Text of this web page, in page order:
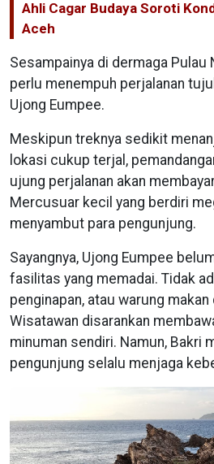
Ahli Cagar Budaya Soroti
Aceh
Sesampainya di dermaga Pulau
perlu menempuh perjalanan
Ujong Eumpee.
Meskipun treknya sedikit
lokasi cukup terjal,
ujung perjalanan akan
Mercusuar kecil yang berdiri
menyambut para pengunjung.
Sayangnya, Ujong Eumpee
fasilitas yang memadai. Tidak
penginapan, atau warung
Wisatawan disarankan
minuman sendiri. Namun, Bakri
pengunjung selalu menjaga